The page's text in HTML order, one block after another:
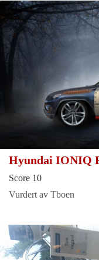
Hyundai IONIQ
Score 10
Vurdert av Tboen